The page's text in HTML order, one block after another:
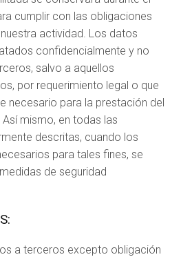
cumplir con las obligaciones
actividad. Los datos
confidencialmente y no
salvo a aquellos
por requerimiento legal o que
necesario para la prestación del
mismo, en todas las
descritas, cuando los
para tales fines, se
de seguridad
a terceros excepto obligación